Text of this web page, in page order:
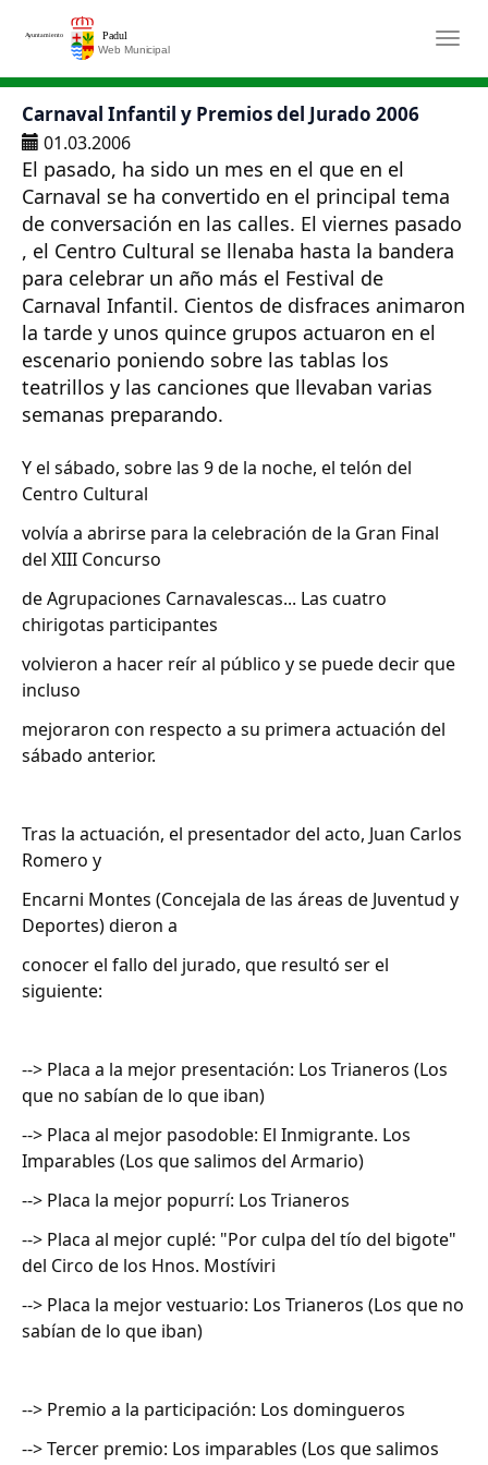
Saltar al contenido principal
Carnaval Infantil y Premios del Jurado 2006
01.03.2006
El pasado, ha sido un mes en el que en el
Carnaval se ha convertido en el principal tema
de conversación en las calles. El viernes pasado
, el Centro Cultural se llenaba hasta la bandera
para celebrar un año más el Festival de
Carnaval Infantil. Cientos de disfraces animaron
la tarde y unos quince grupos actuaron en el
escenario poniendo sobre las tablas los
teatrillos y las canciones que llevaban varias
semanas preparando.
Y el sábado, sobre las 9 de la noche, el telón del
Centro Cultural
volvía a abrirse para la celebración de la Gran Final
del XIII Concurso
de Agrupaciones Carnavalescas... Las cuatro
chirigotas participantes
volvieron a hacer reír al público y se puede decir que
incluso
mejoraron con respecto a su primera actuación del
sábado anterior.
Tras la actuación, el presentador del acto, Juan Carlos
Romero y
Encarni Montes (Concejala de las áreas de Juventud y
Deportes) dieron a
conocer el fallo del jurado, que resultó ser el
siguiente:
--> Placa a la mejor presentación: Los Trianeros (Los
que no sabían de lo que iban)
--> Placa al mejor pasodoble: El Inmigrante. Los
Imparables (Los que salimos del Armario)
--> Placa la mejor popurrí: Los Trianeros
--> Placa al mejor cuplé: "Por culpa del tío del bigote"
del Circo de los Hnos. Mostíviri
--> Placa la mejor vestuario: Los Trianeros (Los que no
sabían de lo que iban)
--> Premio a la participación: Los domingueros
--> Tercer premio: Los imparables (Los que salimos